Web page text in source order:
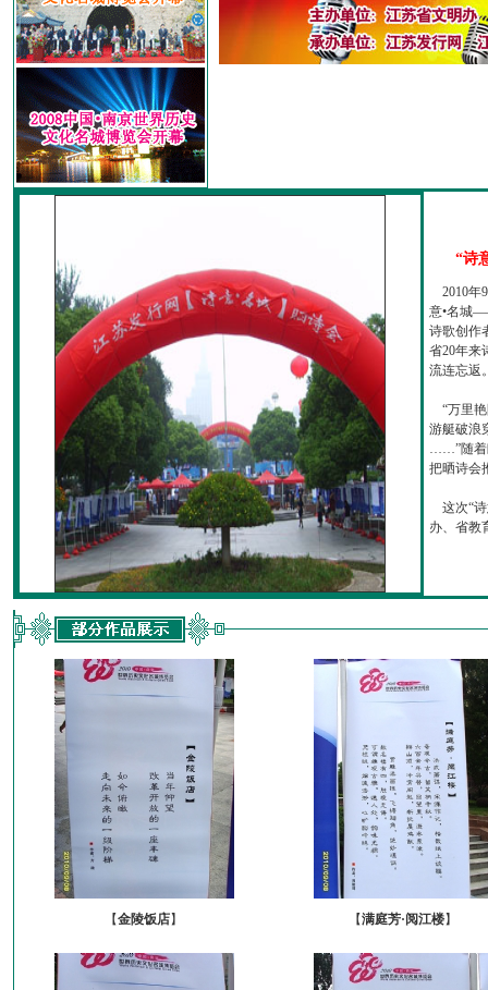
“诗
2010年
意•名城
诗歌创作
省20年来
流连忘返
“万里艳
游艇破浪
……”随着
把晒诗会
这次“诗
办、省教
【金陵饭店】 【满庭芳·阅江楼】